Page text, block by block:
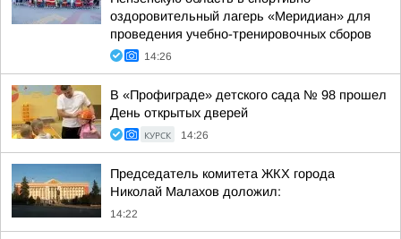
оздоровительный лагерь «Меридиан» для
проведения учебно-тренировочных сборов
14:26
В «Профиграде» детского сада № 98 прошел
День открытых дверей
КУРСК 14:26
Председатель комитета ЖКХ города
Николай Малахов доложил:
14:22